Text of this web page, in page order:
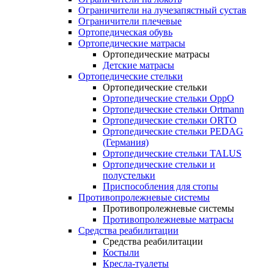
Ограничители на лучезапястный сустав
Ограничители плечевые
Ортопедическая обувь
Ортопедические матрасы
Ортопедические матрасы
Детские матрасы
Ортопедические стельки
Ортопедические стельки
Ортопедические стельки OppO
Ортопедические стельки Ortmann
Ортопедические стельки ORTO
Ортопедические стельки PEDAG
(Германия)
Ортопедические стельки TALUS
Ортопедические стельки и
полустельки
Приспособления для стопы
Противопролежневые системы
Противопролежневые системы
Противопролежневые матрасы
Средства реабилитации
Средства реабилитации
Костыли
Кресла-туалеты